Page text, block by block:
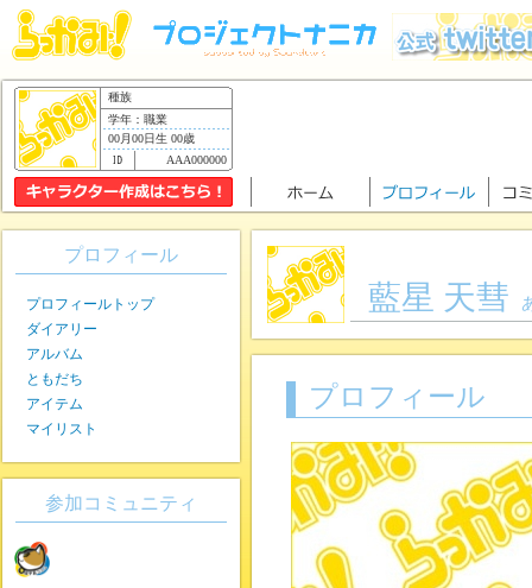
種族
学年：職業
00月00日生 00歳
AAA000000
藍星 天彗
プロフィール
プロフィール
プロフィールトップ
ダイアリー
アルバム
ともだち
アイテム
マイリスト
参加コミュニティ